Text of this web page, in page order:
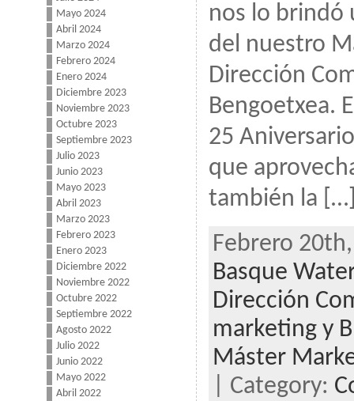
Mayo 2024
Abril 2024
Marzo 2024
Febrero 2024
Enero 2024
Diciembre 2023
Noviembre 2023
Octubre 2023
Septiembre 2023
Julio 2023
Junio 2023
Mayo 2023
Abril 2023
Marzo 2023
Febrero 2023
Enero 2023
Diciembre 2022
Noviembre 2022
Octubre 2022
Septiembre 2022
Agosto 2022
Julio 2022
Junio 2022
Mayo 2022
Abril 2022
nos lo brindó
del nuestro
Dirección
Bengoetxea.
25
que
también la
Febrero
Basque Water
Dirección
marketing y
Máster
| Category: